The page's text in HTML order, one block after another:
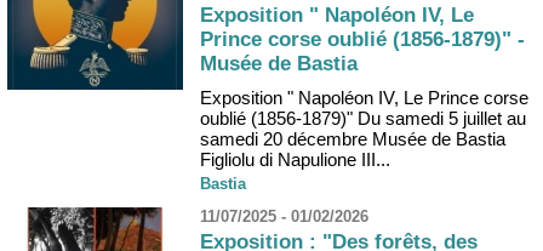
Exposition " Napoléon IV, Le
Prince corse oublié (1856-1879)" -
Musée de Bastia
Exposition " Napoléon IV, Le Prince corse
oublié (1856-1879)" Du samedi 5 juillet au
samedi 20 décembre Musée de Bastia
Figliolu di Napulione III...
Bastia
11/07/2025 - 01/02/2026
Exposition : "Des forêts, des